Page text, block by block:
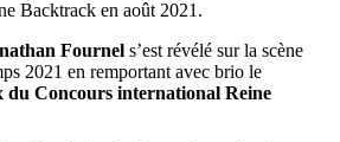
Backtrack en août 2021.
Fournel s’est révélé sur la scène
2021 en remportant avec brio le
Concours international Reine